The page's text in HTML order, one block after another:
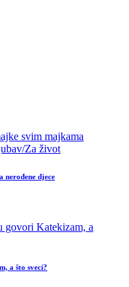
nerođene djece
a što sveci?